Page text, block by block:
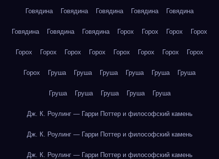
Говядина Говядина Говядина Говядина Говядина
Говядина Говядина Говядина Горох Горох Горох Горох
Горох Горох Горох Горох Горох Горох Горох Горох
Горох Груша Груша Груша Груша Груша Груша
Груша Груша Груша Груша Груша
Дж. К. Роулинг — Гарри Поттер и философский камень
Дж. К. Роулинг — Гарри Поттер и философский камень
Дж. К. Роулинг — Гарри Поттер и философский камень